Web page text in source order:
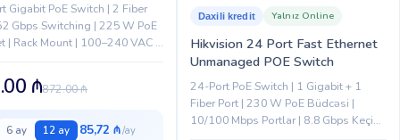
Gigabit PoE Switch | 2 Fiber
Gbps Switching | 225 W PoE
| Rack Mount | 100–240 VAC |
CE Sertifikatla
872.00₼
₼
6 ay 12 ay 85,72 ₼
Hikvision 24 Port Fast Ethernet
Unmanaged POE Switch
Daxili kredit Yalnız Online
24-Port PoE Switch | 1 Gigabit + 1
Fiber Port | 230 W PoE Büdcəsi |
10/100 Mbps Portlar | 8.8 Gbps Keçid |